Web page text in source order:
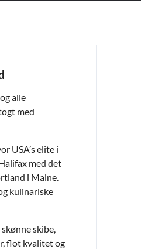
alle
med
USA’s elite i
med det
i Maine.
kulinariske
skibe,
flot kvalitet og